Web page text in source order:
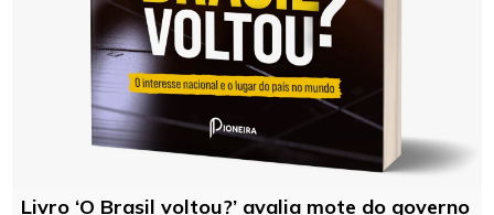
Livro ‘O Brasil voltou?’ avalia mote do governo